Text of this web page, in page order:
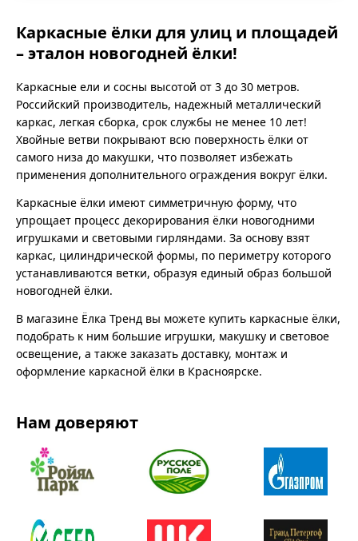
Каркасные ёлки для улиц и площадей
– эталон новогодней ёлки!
Каркасные ели и сосны высотой от 3 до 30 метров.
Российский производитель, надежный металлический
каркас, легкая сборка, срок службы не менее 10 лет!
Хвойные ветви покрывают всю поверхность ёлки от
самого низа до макушки, что позволяет избежать
применения дополнительного ограждения вокруг ёлки.
Каркасные ёлки имеют симметричную форму, что
упрощает процесс декорирования ёлки новогодними
игрушками и световыми гирляндами. За основу взят
каркас, цилиндрической формы, по периметру которого
устанавливаются ветки, образуя единый образ большой
новогодней ёлки.
В магазине Ёлка Тренд вы можете купить каркасные ёлки,
подобрать к ним большие игрушки, макушку и световое
освещение, а также заказать доставку, монтаж и
оформление каркасной ёлки в Красноярске.
Нам доверяют